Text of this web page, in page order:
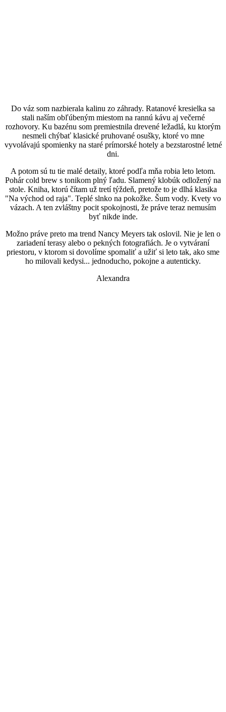
Do váz som nazbierala kalinu zo záhrady. Ratanové kresielka sa
stali naším obľúbeným miestom na rannú kávu aj večerné
rozhovory. Ku bazénu som premiestnila drevené ležadlá, ku ktorým
nesmeli chýbať klasické pruhované osušky, ktoré vo mne
vyvolávajú spomienky na staré prímorské hotely a bezstarostné letné
dni.
A potom sú tu tie malé detaily, ktoré podľa mňa robia leto letom.
Pohár cold brew s tonikom plný ľadu. Slamený klobúk odložený na
stole. Kniha, ktorú čítam už tretí týždeň, pretože to je dlhá klasika
"Na východ od raja". Teplé slnko na pokožke. Šum vody. Kvety vo
vázach. A ten zvláštny pocit spokojnosti, že práve teraz nemusím
byť nikde inde.
Možno práve preto ma trend Nancy Meyers tak oslovil. Nie je len o
zariadení terasy alebo o pekných fotografiách. Je o vytváraní
priestoru, v ktorom si dovolíme spomaliť a užiť si leto tak, ako sme
ho milovali kedysi... jednoducho, pokojne a autenticky.
Alexandra